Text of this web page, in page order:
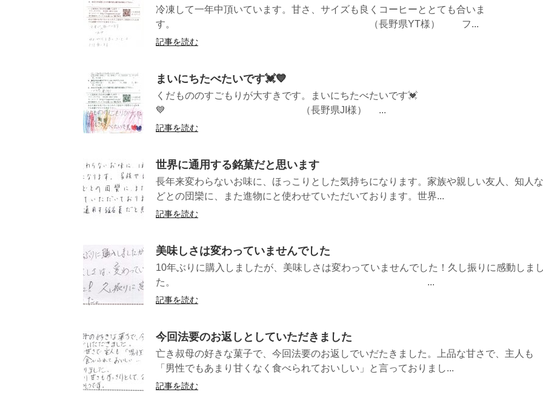
冷凍して一年中頂いています。甘さ、サイズも良くコーヒーととても合いま
す。 （長野県YT様） フ...
記事を読む
まいにちたべたいです💓💙
くだもののすごもりが大すきです。まいにちたべたいです💓
💙 （長野県JI様） ...
記事を読む
世界に通用する銘菓だと思います
長年来変わらないお味に、ほっこりとした気持ちになります。家族や親しい友人、知人な
どとの団欒に、また進物にと使わせていただいております。世界...
記事を読む
美味しさは変わっていませんでした
10年ぶりに購入しましたが、美味しさは変わっていませんでした！久し振りに感動しまし
た。 ...
記事を読む
今回法要のお返しとしていただきました
亡き叔母の好きな菓子で、今回法要のお返しでいだたきました。上品な甘さで、主人も
「男性でもあまり甘くなく食べられておいしい」と言っておりまし...
記事を読む